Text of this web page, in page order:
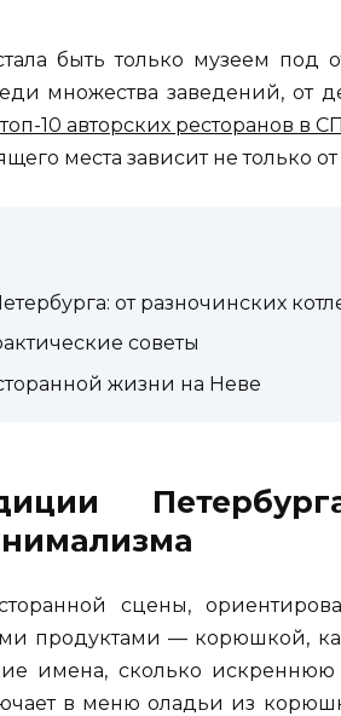
быть только музеем
множества заведений, от
топ-10 авторских ресторанов в
места зависит не только
от разночинских
советы
жизни на Неве
сцены,
продуктами — корюшкой,
имена, сколько
в меню оладьи из